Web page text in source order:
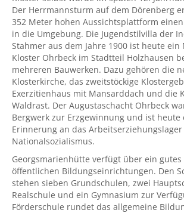
Der Herrmannsturm auf dem Dörenberg
352 Meter hohen Aussichtsplattform
in die Umgebung. Die Jugendstilvilla der
Stahmer aus dem Jahre 1900 ist heute ein
Kloster Ohrbeck im Stadtteil Holzhausen
mehreren Bauwerken. Dazu gehören die
Klosterkirche, das zweitstöckige
Exerzitienhaus mit Mansarddach und die
Waldrast. Der Augustaschacht Ohrbeck
Bergwerk zur Erzgewinnung und ist
Erinnerung an das
Nationalsozialismus.
Georgsmarienhütte verfügt über ein gutes
öffentlichen Bildungseinrichtungen. Den
stehen sieben Grundschulen, zwei
Realschule und ein Gymnasium zur
Förderschule rundet das allgemeine